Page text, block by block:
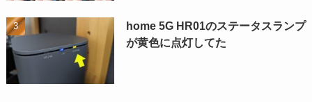
home 5G HR01のステータスランプ
が黄色に点灯してた